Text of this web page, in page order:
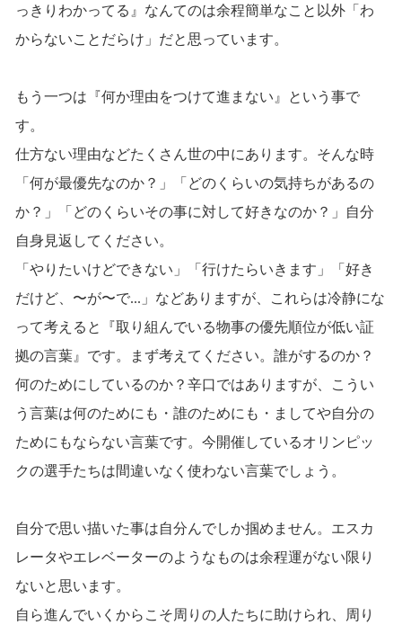
っきりわかってる』なんてのは余程簡単なこと以外「わ
からないことだらけ」だと思っています。
もう一つは『何か理由をつけて進まない』という事で
す。
仕方ない理由などたくさん世の中にあります。そんな時
「何が最優先なのか？」「どのくらいの気持ちがあるの
か？」「どのくらいその事に対して好きなのか？」自分
自身見返してください。
「やりたいけどできない」「行けたらいきます」「好き
だけど、〜が〜で...」などありますが、これらは冷静にな
って考えると『取り組んでいる物事の優先順位が低い証
拠の言葉』です。まず考えてください。誰がするのか？
何のためにしているのか？辛口ではありますが、こうい
う言葉は何のためにも・誰のためにも・ましてや自分の
ためにもならない言葉です。今開催しているオリンピッ
クの選手たちは間違いなく使わない言葉でしょう。
自分で思い描いた事は自分んでしか掴めません。エスカ
レータやエレベーターのようなものは余程運がない限り
ないと思います。
自ら進んでいくからこそ周りの人たちに助けられ、周り